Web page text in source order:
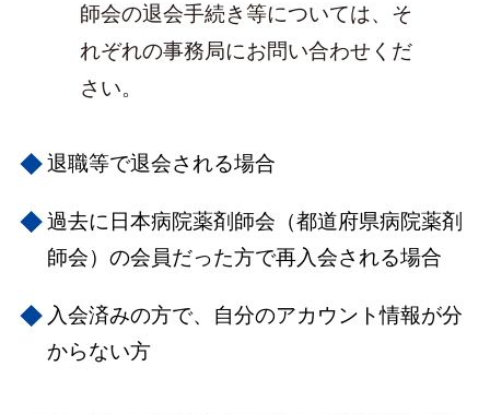
師会の退会手続き等については、そ
れぞれの事務局にお問い合わせくだ
さい。
退職等で退会される場合
過去に日本病院薬剤師会（都道府県病院薬剤
師会）の会員だった方で再入会される場合
入会済みの方で、自分のアカウント情報が分
からない方